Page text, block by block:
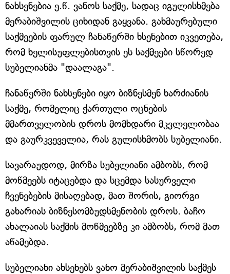
ნახსენებია ე.წ. ვანოს საქმე, სადაც იგულისხმება
მერაბიშვილის ციხიდან გაყვანა. გახმაურებული
საქმეების ფარულ ჩანაწერში ხსენებით იკვეთება,
რომ ხელისუფლებისთვის ეს საქმეები სწორედ
სუბელიანმა "დაალაგა".
ჩანაწერში ნახსენები იყო ბიზნესმენ ხარძიანის
საქმე, რომელიც ქართული ოცნების
მმართველობის დროს მომხდარი მკვლელობაა
და გაურკვეველია, რას გულისხმობს სუბელიანი.
სავარაუდოდ, მირზა სუბელიანი ამბობს, რომ
მოწმეებს იტაცებდა და სცემდა სასურველი
ჩვენებების მისაღებად, მათ შორის, გიორგი
გახარიას ბიზნესომბუდსმენობის დროს. ბაჩო
ახალაიას საქმის მოწმეებზე კი ამბობს, რომ მათ
აწამებდა.
სუბელიანი ახსენებს ვანო მერაბიშვილის საქმეს